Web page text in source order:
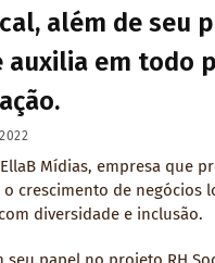
além de seu
auxilia em todo
Mídias, empresa que
crescimento de negócios
diversidade e inclusão.